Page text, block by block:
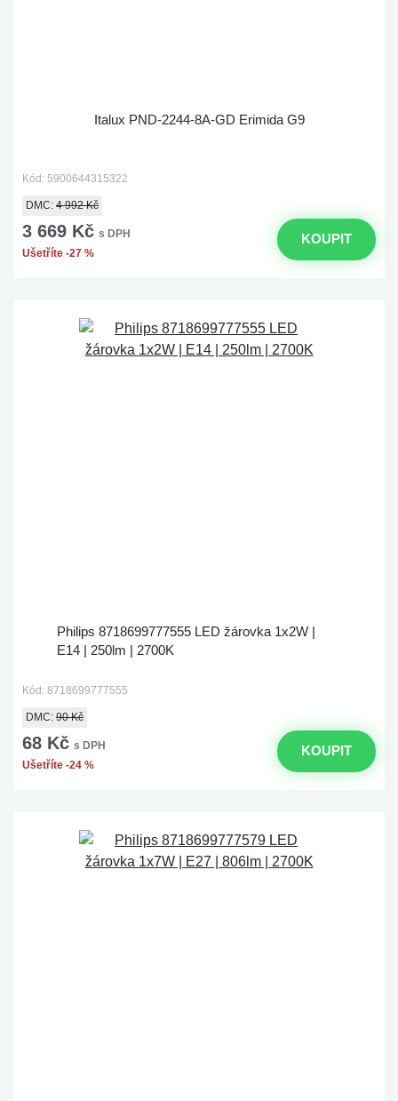
Italux PND-2244-8A-GD Erimida G9
Kód: 5900644315322
DMC: 4 992 Kč
3 669 Kč s DPH
Ušetříte -27 %
KOUPIT
Philips 8718699777555 LED žárovka 1x2W |
E14 | 250lm | 2700K
Kód: 8718699777555
DMC: 90 Kč
68 Kč s DPH
Ušetříte -24 %
KOUPIT